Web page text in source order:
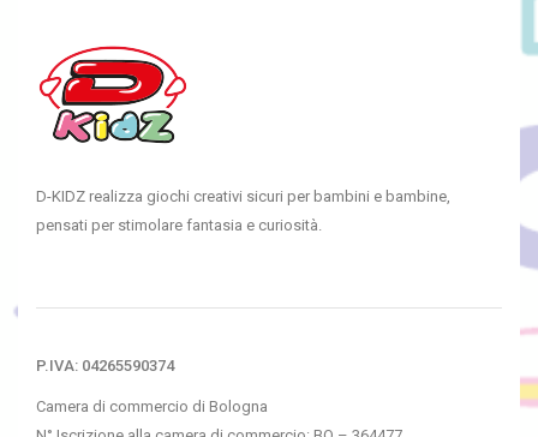
D-KIDZ realizza giochi creativi sicuri per bambini e bambine,
pensati per stimolare fantasia e curiosità.
P.IVA: 04265590374
Camera di commercio di Bologna